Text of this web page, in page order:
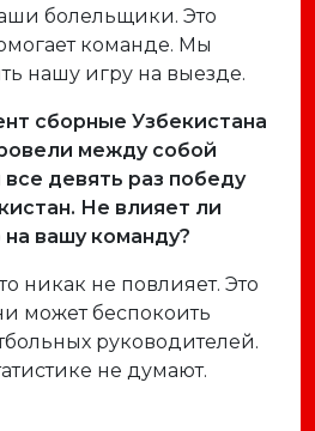
болельщики. Это
команде. Мы
нашу игру на выезде.
сборные Узбекистана
между собой
девять раз победу
Не влияет ли
вашу команду?
никак не повлияет. Это
может беспокоить
руководителей.
не думают.